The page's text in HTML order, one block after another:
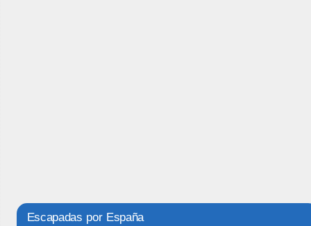
Escapadas por España